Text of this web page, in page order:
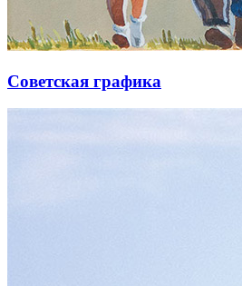
Советская графика